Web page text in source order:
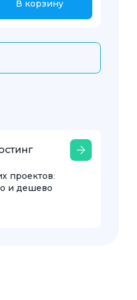
В корзину
проектов:
и дешево